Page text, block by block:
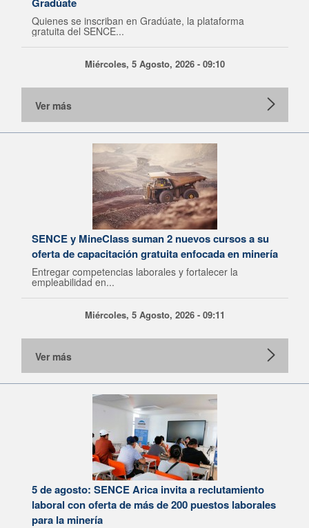
Quienes se inscriban en Gradúate, la plataforma
gratuita del SENCE...
Miércoles, 5 Agosto, 2026 - 09:10
Ver más
SENCE y MineClass suman 2 nuevos cursos a su
oferta de capacitación gratuita enfocada en minería
Entregar competencias laborales y fortalecer la
empleabilidad en...
Miércoles, 5 Agosto, 2026 - 09:11
Ver más
5 de agosto: SENCE Arica invita a reclutamiento
laboral con oferta de más de 200 puestos laborales
para la minería